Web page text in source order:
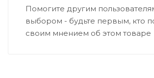
Помогите другим
выбором - будьте первым, кто
своим мнением об этом товаре